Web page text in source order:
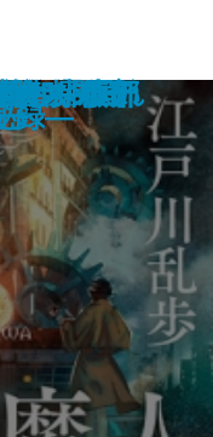
の暇つぶ
の超短編
終わらな
明智小五
知らな
ケミスト
鱒二―
智小五郎
ス門司
録―
ミ探偵研
件カルテ
カヌー
か―眠れ